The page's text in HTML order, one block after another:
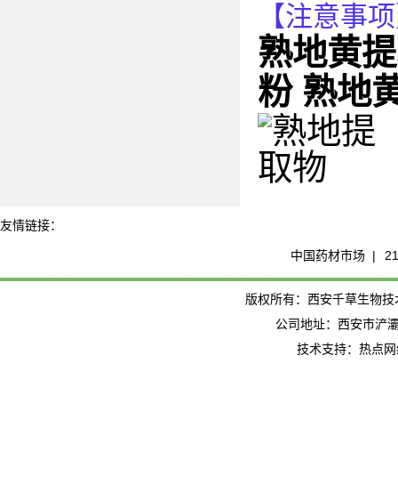
【注意事
熟地黄
粉 熟地
友情链接：
中国药材市场 |
版权所有：西安千草生物
公司地址：西安市浐
技术支持：热点